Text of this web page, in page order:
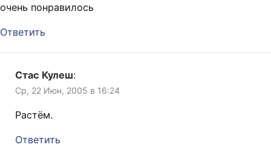
очень понравилось
Ответить
Стас Кулеш:
Ср, 22 Июн, 2005 в 16:24
Растём.
Ответить